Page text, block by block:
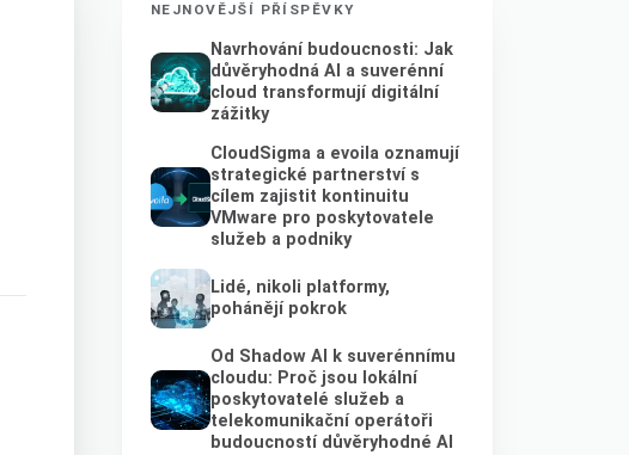
NEJNOVĚJŠÍ PŘÍSPĚVKY
Navrhování budoucnosti: Jak
důvěryhodná AI a suverénní
cloud transformují digitální
zážitky
CloudSigma a evoila oznamují
strategické partnerství s
cílem zajistit kontinuitu
VMware pro poskytovatele
služeb a podniky
Lidé, nikoli platformy,
pohánějí pokrok
Od Shadow AI k suverénnímu
cloudu: Proč jsou lokální
poskytovatelé služeb a
telekomunikační operátoři
budoucností důvěryhodné AI